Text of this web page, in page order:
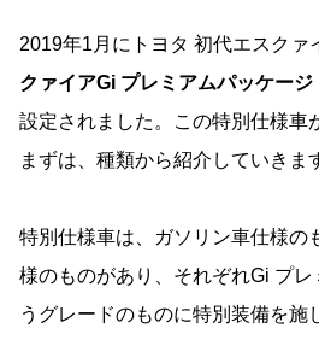
2019年1月にトヨタ 初代エスクァ
クァイアGi プレミアムパッケー
設定されました。この特別仕様車
まずは、種類から紹介していきま
特別仕様車は、ガソリン車仕様の
様のものがあり、それぞれGi プレ
うグレードのものに特別装備を施